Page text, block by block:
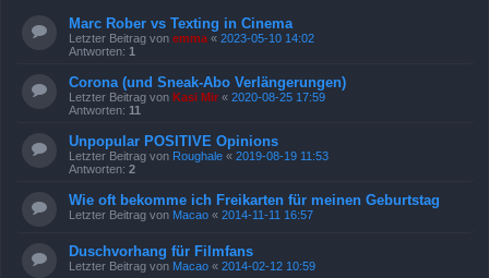
Marc Rober vs Texting in Cinema
Letzter Beitrag von emma « 2023-05-10 14:02
Antworten: 1
Corona (und Sneak-Abo Verlängerungen)
Letzter Beitrag von Kasi Mir « 2020-08-25 17:59
Antworten: 11
Unpopular POSITIVE Opinions
Letzter Beitrag von Roughale « 2019-08-19 11:53
Antworten: 2
Wie oft bekomme ich Freikarten für meinen Geburtstag
Letzter Beitrag von Macao « 2014-11-11 16:57
Duschvorhang für Filmfans
Letzter Beitrag von Macao « 2014-02-12 10:59